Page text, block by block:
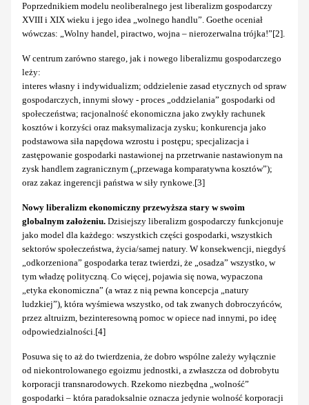
Poprzednikiem modelu neoliberalnego jest liberalizm gospodarczy
XVIII i XIX wieku i jego idea „wolnego handlu”. Goethe oceniał
wówczas: „Wolny handel, piractwo, wojna – nierozerwalna trójka!”[2].
W centrum zarówno starego, jak i nowego liberalizmu gospodarczego
leży:
interes własny i indywidualizm; oddzielenie zasad etycznych od spraw
gospodarczych, innymi słowy - proces „oddzielania” gospodarki od
społeczeństwa; racjonalność ekonomiczna jako zwykły rachunek
kosztów i korzyści oraz maksymalizacja zysku; konkurencja jako
podstawowa siła napędowa wzrostu i postępu; specjalizacja i
zastępowanie gospodarki nastawionej na przetrwanie nastawionym na
zysk handlem zagranicznym („przewaga komparatywna kosztów”);
oraz zakaz ingerencji państwa w siły rynkowe.[3]
Nowy liberalizm ekonomiczny przewyższa stary w swoim
globalnym założeniu. Dzisiejszy liberalizm gospodarczy funkcjonuje
jako model dla każdego: wszystkich części gospodarki, wszystkich
sektorów społeczeństwa, życia/samej natury. W konsekwencji, niegdyś
„odkorzeniona” gospodarka teraz twierdzi, że „osadza” wszystko, w
tym władzę polityczną. Co więcej, pojawia się nowa, wypaczona
„etyka ekonomiczna” (a wraz z nią pewna koncepcja „natury
ludzkiej”), która wyśmiewa wszystko, od tak zwanych dobroczyńców,
przez altruizm, bezinteresowną pomoc w opiece nad innymi, po ideę
odpowiedzialności.[4]
Posuwa się to aż do twierdzenia, że dobro wspólne zależy wyłącznie
od niekontrolowanego egoizmu jednostki, a zwłaszcza od dobrobytu
korporacji transnarodowych. Rzekomo niezbędna „wolność”
gospodarki – która paradoksalnie oznacza jedynie wolność korporacji